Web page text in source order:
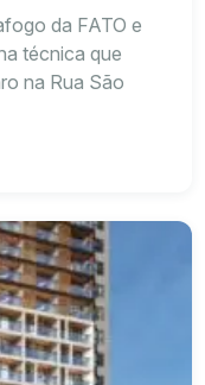
da FATO e
técnica que
na Rua São